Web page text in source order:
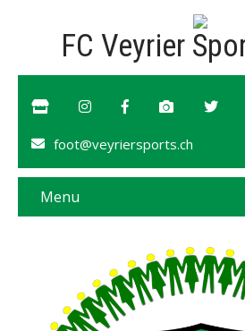
FC Veyrier
foot@veyriersports.ch
Menu